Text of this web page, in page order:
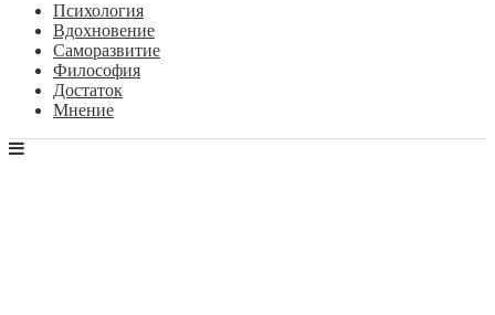
Психология
Вдохновение
Саморазвитие
Философия
Достаток
Мнение